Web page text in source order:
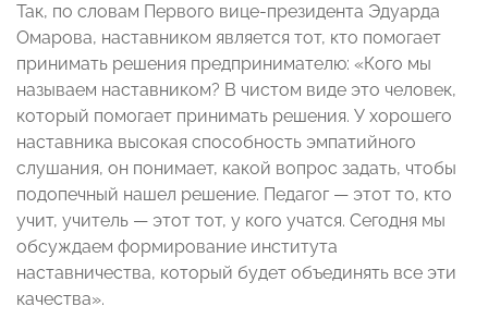
Так, по словам Первого вице-президента Эдуарда
Омарова, наставником является тот, кто помогает
принимать решения предпринимателю: «Кого мы
называем наставником? В чистом виде это человек,
который помогает принимать решения. У хорошего
наставника высокая способность эмпатийного
слушания, он понимает, какой вопрос задать, чтобы
подопечный нашел решение. Педагог — этот то, кто
учит, учитель — этот тот, у кого учатся. Сегодня мы
обсуждаем формирование института
наставничества, который будет объединять все эти
качества».